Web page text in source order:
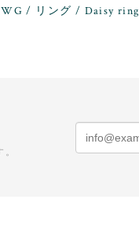
/ リング / Daisy ring